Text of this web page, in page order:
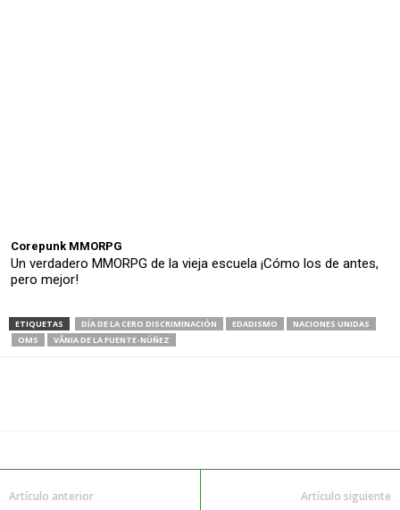
Corepunk MMORPG
Un verdadero MMORPG de la vieja escuela ¡Cómo los de antes,
pero mejor!
ETIQUETAS DÍA DE LA CERO DISCRIMINACIÓN EDADISMO
NACIONES UNIDAS
OMS
VÂNIA DE LA FUENTE-NÚÑEZ
Artículo anterior Artículo siguiente